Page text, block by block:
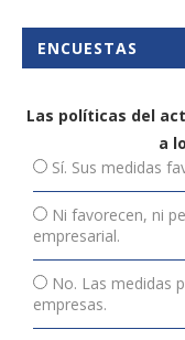
ENCUESTAS
Las políticas del
a
Sí. Sus medidas
Ni favorecen, ni
empresarial.
No. Las medidas
empresas.